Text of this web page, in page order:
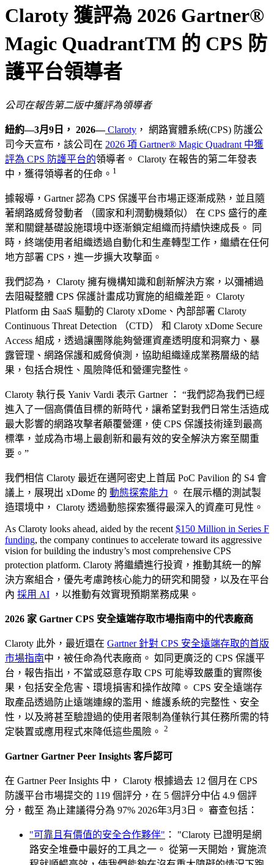
Claroty 獲評為 2026 Gartner®
Magic QuadrantTM 的 CPS 防
護平台領導者
公司在報告第二版中獲評為領導者
紐約—3月9日， 2026—Claroty ， 網路實體系統(CPS) 防護公
司今天宣布，該公司在 2026 項 Gartner® Magic Quadrant 中獲
評為 CPS 防護平台的領導者。 Claroty 在報告的第二年發表
中，獲得領導者的任命。 1
據報導，Gartner 認為 CPS 保護平台市場正逐漸成熟，並且隨
著網路威脅發動者 （國家和利潤動機類似） 在 CPS 盛行的產
業和關鍵基礎設施環境中逐漸鎖定組織而持續快速成長。 同
時，終端使用者組織透過自動化和生產轉型工作，繼續在任何
地方部署 CPS，進一步擴大攻擊面。
我們認為， Claroty 擁有機構知識和創新解決方案，以彌補過
去阻礙整體 CPS 保護計畫成功實施的組織差距。 Claroty
Platform 由 SaaS 驅動的 Claroty xDome、內部部署 Claroty
Continuous Threat Detection （CTD） 和 Claroty xDome Secure
Access 組成，透過讓團隊能夠營運資產透明度和洞察力、暴
露管理、網路保護和威脅偵測，協助組織達成業務層級的結
果，包括合規性、風險降低和營運完整性。
Claroty 執行長 Yaniv Vardi 表示 Gartner ： “我們認為我們已經
進入了一個高價值目標的新時代，讓希望對我們日常生活造成
最大影響的網路攻擊者顛覆營運，使 CPS 保護技術達到最高
標準，並成為市場上最創新和最有效的安全解決方案至關重
要。”
我們相信 Claroty 最近在邁阿密史上首屆 PoC Pavilion 的 S4 會
議上，展現出 xDome 的 動態探索能力 。 在展示櫃的測試製
造環境中， Claroty 透過動態探索獲得最深入的資產可見性。
As Claroty looks ahead, aided by the recent $150 Million in Series F
funding, the company continues to accelerate toward its aggressive
vision for building the industry’s most comprehensive CPS
protection platform. Claroty 將繼續進行投資，推動其統一的解
決方案組合，優先考慮跨核心能力的研究和開發，以及在平台
內 採用 AI ，以推動有效實現預期業務成果。
2026 家 Gartner CPS 安全遠端存取市場指南中的代表廠商
Claroty 此外，最近還在 Gartner 針對 CPS 安全遠端存取的首版
市場指南中，被任命為代表廠商。 如同更廣泛的 CPS 保護平
台，報告指出，不當或惡意存取 CPS 可能導致嚴重的實際後
果，包括安全危害、環境損害和操作故障。 CPS 安全遠端存
取產品透過防止遠端連線的濫用、維護系統的完整性、安全
性，以及將甚至驗證過的使用者限制為僅執行其任務所需的特
定裝置或應用程式來降低這些風險。 2
Gartner Gartner Peer Insights 客戶認可
在 Gartner Peer Insights 中， Claroty 根據過去 12 個月在 CPS
防護平台市場提交的 119 個評分，在 5 個評分中佔 4.9 個評
分，截至 為止建議得分為 97% 2026年3月3日。 審查包括：
"可靠且有價值的安全合作夥伴" ： "Claroty 已證明是網
路安全堆疊中最好的工具之一。 從第一天開始，實施流